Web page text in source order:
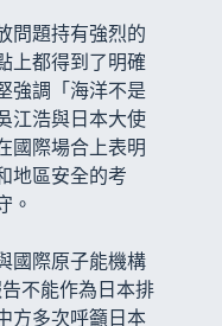
問題持有強烈的
上都得到了明確
強調「海洋不是
江浩與日本大使
國際場合上表明
地區安全的考
。
國際原子能機構
不能作為日本排
方多次呼籲日本